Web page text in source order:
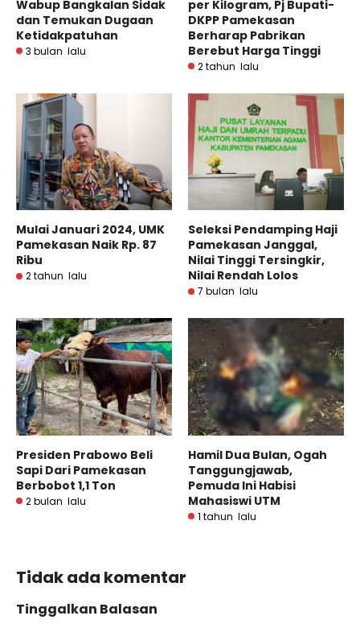
Wabup Bangkalan Sidak
dan Temukan Dugaan
Ketidakpatuhan
3 bulan lalu
per Kilogram, Pj Bupati-
DKPP Pamekasan
Berharap Pabrikan
Berebut Harga Tinggi
2 tahun lalu
Mulai Januari 2024, UMK
Pamekasan Naik Rp. 87
Ribu
2 tahun lalu
Seleksi Pendamping Haji
Pamekasan Janggal,
Nilai Tinggi Tersingkir,
Nilai Rendah Lolos
7 bulan lalu
Presiden Prabowo Beli
Sapi Dari Pamekasan
Berbobot 1,1 Ton
2 bulan lalu
Hamil Dua Bulan, Ogah
Tanggungjawab,
Pemuda Ini Habisi
Mahasiswi UTM
1 tahun lalu
Tidak ada komentar
Tinggalkan Balasan